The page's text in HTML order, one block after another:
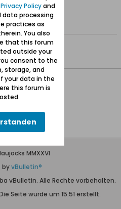
23:53
MMXXVI
byvBulletin®
vBulletin. Alle Rechte vorbehalten.
Seite wurde um 15:51 erstellt.
Privacy Policyand
data processing
practices as
You also
that this forum
outside your
consent to the
storage, and
your data in the
this forum is